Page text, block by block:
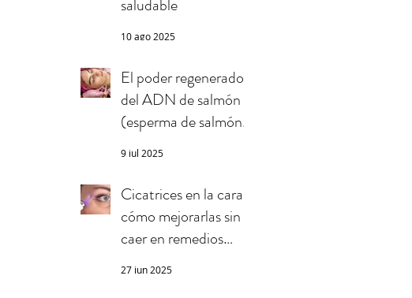
saludable
10 ago 2025
El poder regenerador
del ADN de salmón
(esperma de salmón)
en la piel
9 jul 2025
Cicatrices en la cara:
cómo mejorarlas sin
caer en remedios
27 jun 2025